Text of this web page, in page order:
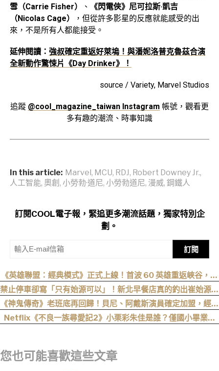
雪（Carrie Fisher）
、
《閃電俠》尼可拉斯·凱吉
（Nicolas Cage）
，但從許多影星的反應就能感受的出
來，不是所有人都能接受。
延伸閱讀： 強叔確定重返好萊塢！與潘妮洛普克魯茲合演
全新動作驚悚片《Day Drinker》！
source / Variety, Marvel Studios
追蹤 @cool_magazine_taiwan Instagram 帳號，觀看更
多有趣的潮流、時事知識
In this article: Marvel, MCU, RDJ, Robert Downey Jr.,
人工智能, 奧創 , 小勞勃·道尼, 小勞勃道尼, 漫威, 鋼鐵人
訂閱COOL電子報，緊追更多潮流話題，獨家特別企
劃。
訂閱
《英雄聯盟：經典模式》正式上線！首波 60 英雄重返峽谷，阿
卡莉、凱能、慎下一波加入
禁止停車卻寫「只有始源可以」！新北早餐店真的釣出崔始源本
尊朝聖
《神鬼傳奇》老班底再回歸！貝尼、阿戴斯演員確定加盟，經典
三部曲陣容持續集結
Netflix《不良一族尋愛記2》小栗彩朱佳是誰？僅國小畢業人
您也可能喜歡這些文章